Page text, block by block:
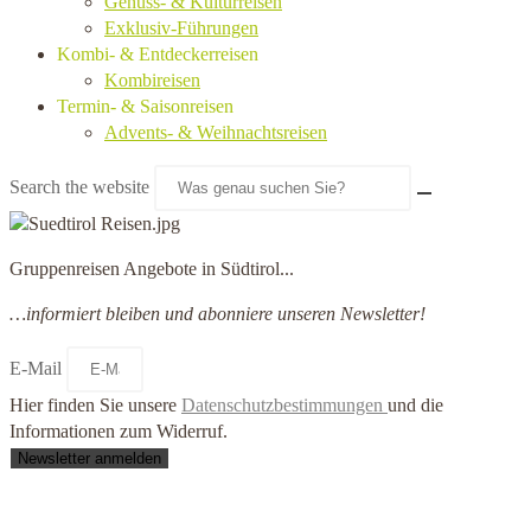
Exklusiv-Führungen
Kombi- & Entdeckerreisen
Kombireisen
Termin- & Saisonreisen
Advents- & Weihnachtsreisen
Search the website
Gruppenreisen Angebote in Südtirol...
…informiert bleiben und abonniere unseren Newsletter!
E-Mail
Hier finden Sie unsere Datenschutzbestimmungen und die
Informationen zum Widerruf.
Newsletter anmelden